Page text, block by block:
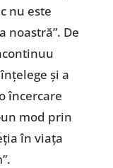
nu este
noastră”. De
și a
încercare
mod prin
în viața